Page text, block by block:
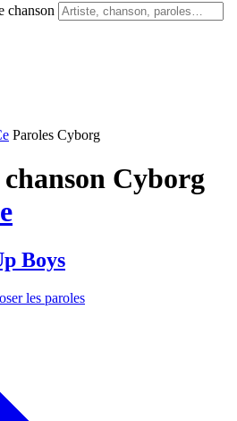
chanson
Paroles Cyborg
Cyborg
Boys
les paroles